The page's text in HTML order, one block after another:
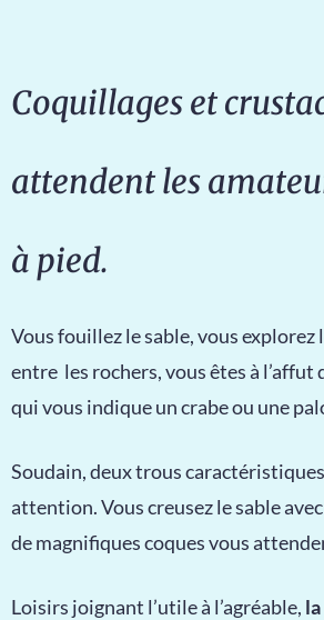
Coquillages et
attendent les
à pied.
Vous fouillez le sable, vous
entre les rochers, vous êtes à
qui vous indique un crabe ou une
Soudain, deux trous
attention. Vous creusez le sable
de magnifiques coques vous
Loisirs joignant l’utile à l’agréable,